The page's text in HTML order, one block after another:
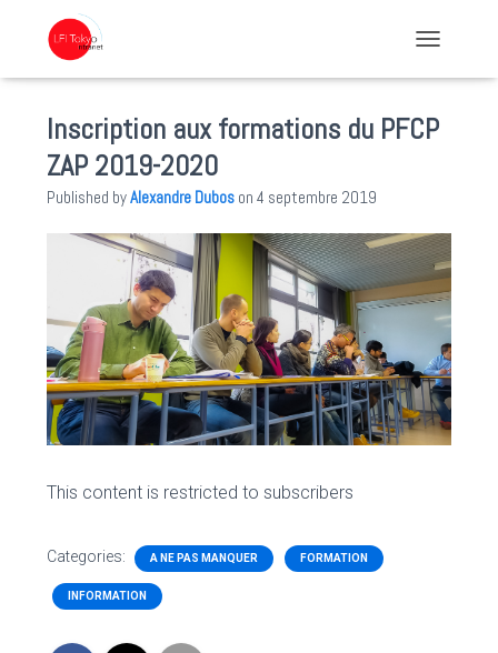
Inscription aux formations du PFCP
ZAP 2019-2020
Published byAlexandre Dubos on 4 septembre 2019
This content is restricted to subscribers
Categories: A NE PAS MANQUER FORMATION
INFORMATION